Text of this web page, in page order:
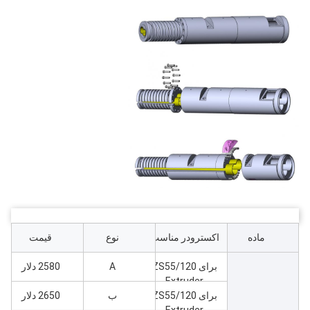
ماده اکسترودر مناسب نوع قیمت
برای ZS55/120
Extruder
مخروطی دو پیچ
A 2580 دلار
برای ZS55/120
ب 2650 دلار